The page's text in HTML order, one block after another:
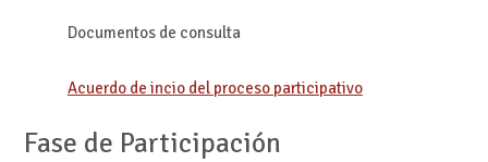
Documentos de consulta
Acuerdo de incio del proceso participativo
Fase de Participación